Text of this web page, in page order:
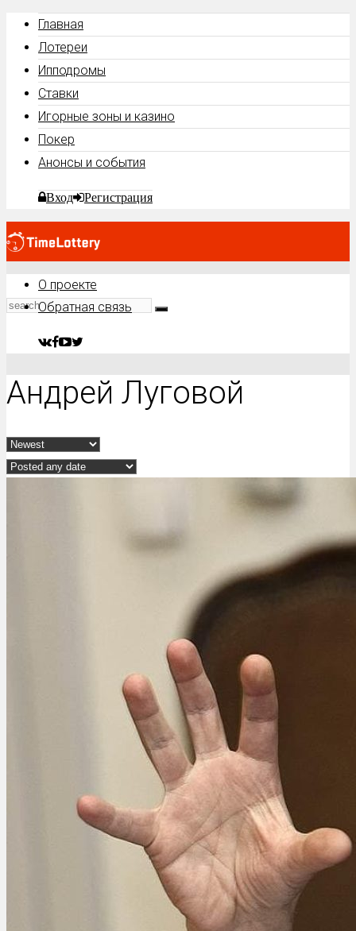
Главная
Лотереи
Ипподромы
Ставки
Игорные зоны и казино
Покер
Анонсы и события
Вход Регистрация
О проекте
Обратная связь
Андрей Луговой